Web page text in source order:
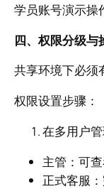
学员账号演示操
四、权限分级与
共享环境下必须
权限设置步骤：
在多用户
主管：可
正式客服